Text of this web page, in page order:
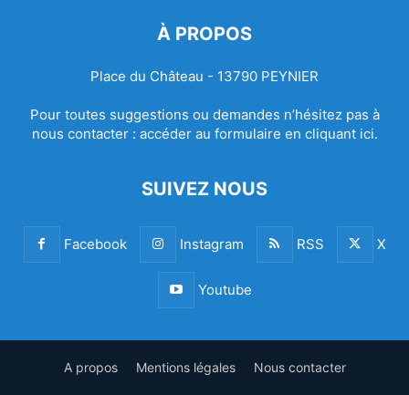
À PROPOS
Place du Château - 13790 PEYNIER
Pour toutes suggestions ou demandes n’hésitez pas à
nous contacter : accéder au formulaire en cliquant ici.
SUIVEZ NOUS
Facebook Instagram RSS X
Youtube
A propos Mentions légales Nous contacter